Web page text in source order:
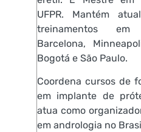
UFPR. Mantém
treinamentos em
Barcelona,
Bogotá e São Paulo.
Coordena cursos de
em implante de
atua como
em andrologia no